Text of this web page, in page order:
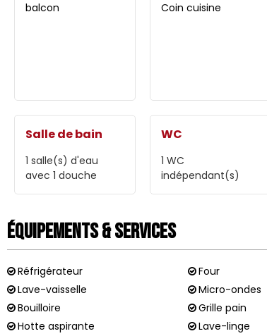
balcon Coin cuisine
Salle de bain
1 salle(s) d'eau
avec 1 douche
WC
1 WC
indépendant(s)
Équipements & Services
Réfrigérateur Four
Lave-vaisselle
Micro-ondes
Bouilloire
Grille pain
Hotte aspirante
Lave-linge